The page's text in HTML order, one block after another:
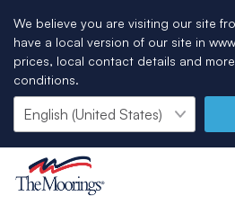
We believe you are visiting our site
have a local version of our site in
prices, local contact details and
conditions.